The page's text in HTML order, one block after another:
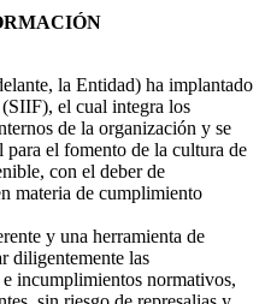
la Entidad) ha implantado
el cual integra los
de la organización y se
el fomento de la cultura de
con el deber de
materia de cumplimiento
y una herramienta de
diligentemente las
incumplimientos normativos,